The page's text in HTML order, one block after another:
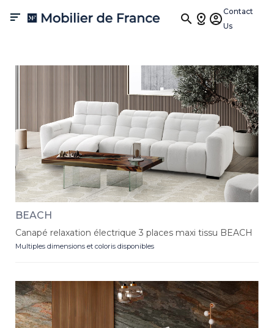

Contact
Us
Canapés Relax
il se décline en tissu ou cuir et dans des finitions design haut de
gamme, entièrement personnalisables pour s’adapter à votre
intérieur et à vos envies de relaxation.
BEACH
Canapé relaxation électrique 3 places maxi tissu BEACH
Multiples dimensions et coloris disponibles